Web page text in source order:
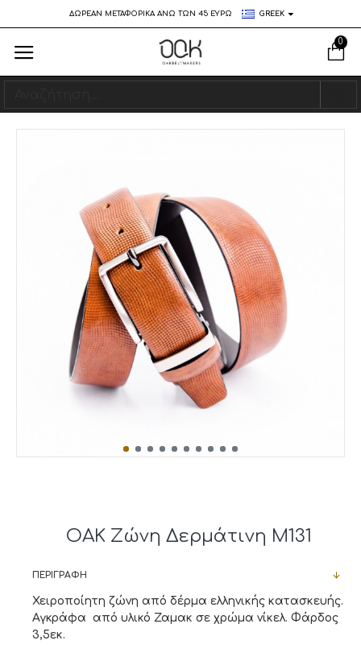
ΔΩΡΕΑΝ ΜΕΤΑΦΟΡΙΚΑ ΑΝΩ ΤΩΝ 45 ΕΥΡΩ GREEK
0
OAK Ζώνη Δερμάτινη M131
ΠΕΡΙΓΡΑΦΉ
Χειροποίητη ζώνη από δέρμα ελληνικής κατασκευής.
Αγκράφα από υλικό Ζαμακ σε χρώμα νίκελ. Φάρδος
3,5εκ.